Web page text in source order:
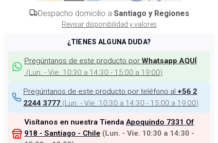
Despacho domicilio a Santiago y Regiones
Revisar disponibilidad y valores
¿TIENES ALGUNA DUDA?
Pregúntanos de este producto por Whatsapp AQUÍ
(Lun. - Vie. 10:30 a 14:30 - 15:00 a 19:00)
Pregúntanos de este producto por teléfono al +56 2
2244 3777 (Lun. - Vie. 10:30 a 14:30 - 15:00 a 19:00)
Visítanos en nuestra Tienda Apoquindo 7331 Of
918 - Santiago - Chile (Lun. - Vie. 10:30 a 14:30 -